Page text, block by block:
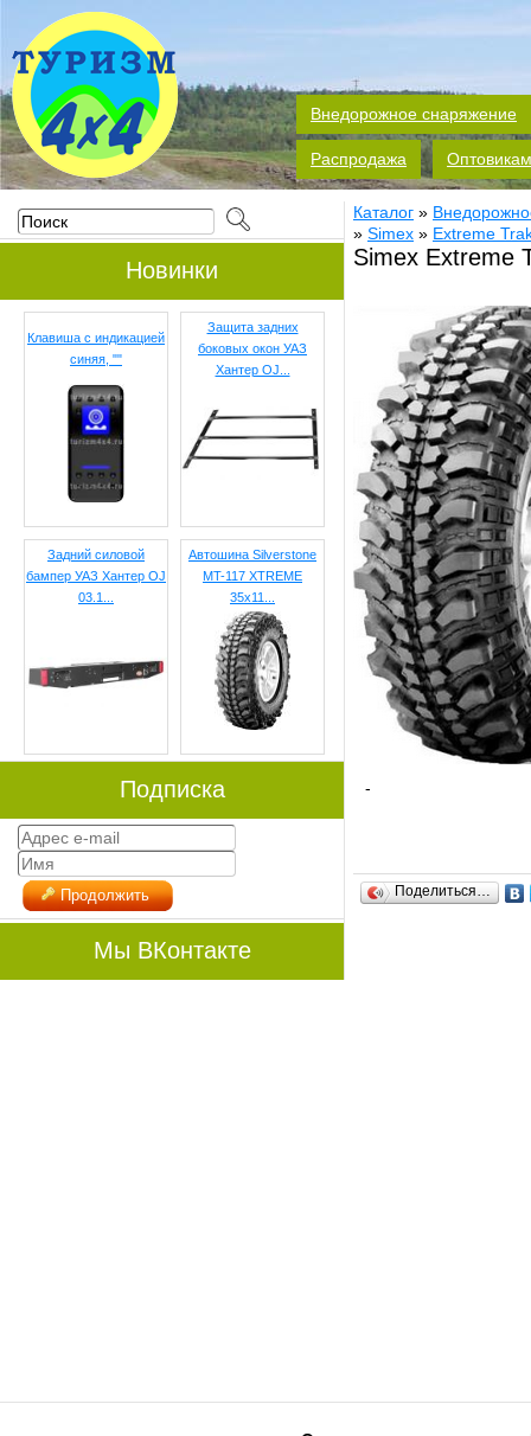
Внедорожное снаряжение
Распродажа Оптовикам
Новинки
Клавиша с индикацией
синяя, ""
Защита задних
боковых окон УАЗ
Хантер OJ...
Задний силовой
бампер УАЗ Хантер OJ
03.1...
Автошина Silverstone
MT-117 XTREME
35x11...
Подписка
Продолжить
Мы ВКонтакте
Каталог »
» Simex » Extreme
Simex Extreme
-
Поделиться…